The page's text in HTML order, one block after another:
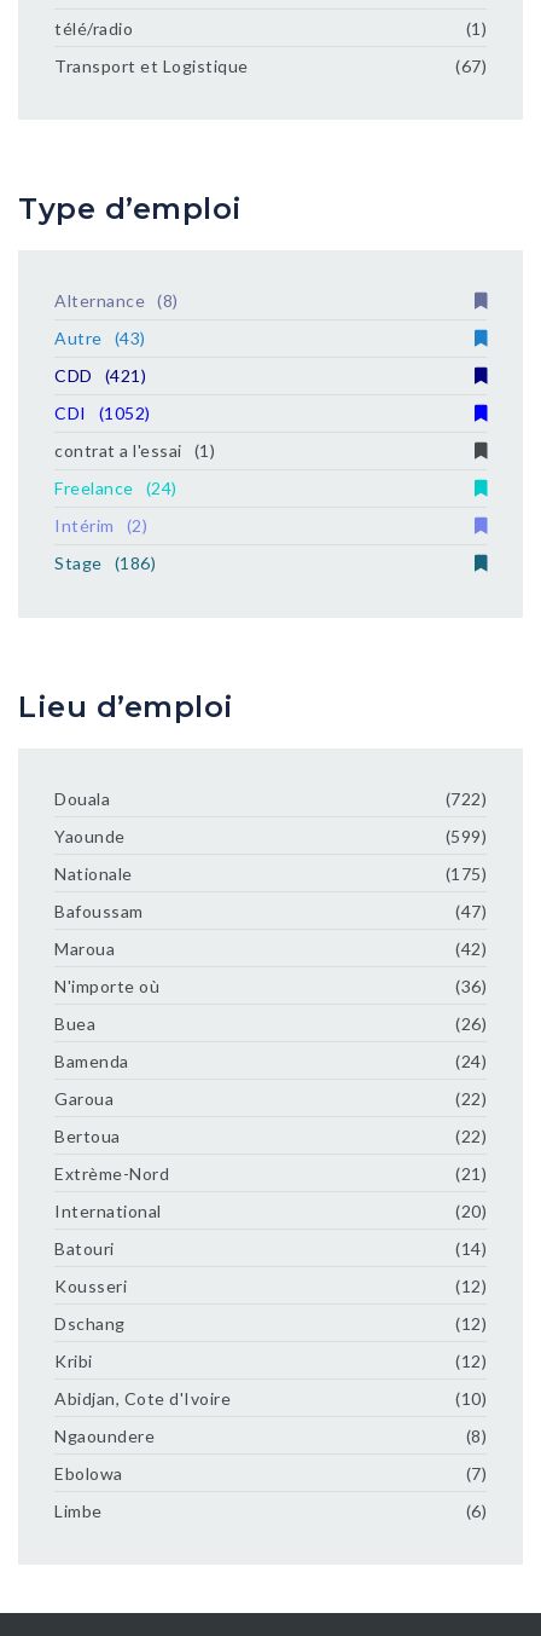
télé/radio
(1)
Transport et Logistique
(67)
Type d’emploi
Alternance (8)
Autre
(43)
CDD
(421)
CDI
(1052)
contrat a l'essai
(1)
Freelance
(24)
Intérim
(2)
Stage
(186)
Lieu d’emploi
Douala
(722)
Yaounde
(599)
Nationale
(175)
Bafoussam
(47)
Maroua
(42)
N'importe où
(36)
Buea
(26)
Bamenda
(24)
Garoua
(22)
Bertoua
(22)
Extrème-Nord
(21)
International
(20)
Batouri
(14)
Kousseri
(12)
Dschang
(12)
Kribi
(12)
Abidjan, Cote d'Ivoire
(10)
Ngaoundere
(8)
Ebolowa
(7)
Limbe
(6)